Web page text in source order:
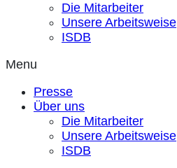
Die Mitarbeiter
Unsere Arbeitsweise
ISDB
Menu
Presse
Über uns
Die Mitarbeiter
Unsere Arbeitsweise
ISDB